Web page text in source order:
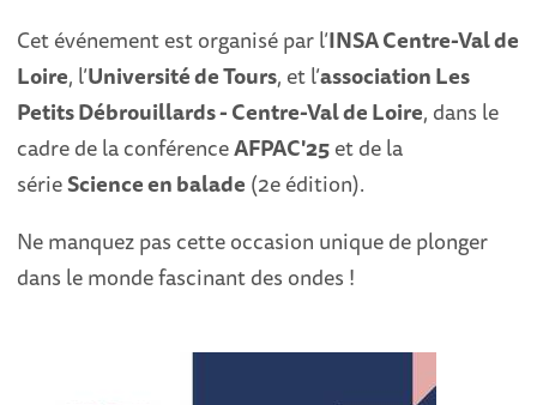
Cet événement est organisé par l’INSA Centre-Val de
Loire, l’Université de Tours, et l’association Les
Petits Débrouillards -Centre-Val de Loire, dans le
cadre de la conférenceAFPAC'25et de la
sérieScience en balade (2e édition).
Ne manquez pas cette occasion unique de plonger
dans le monde fascinant des ondes !